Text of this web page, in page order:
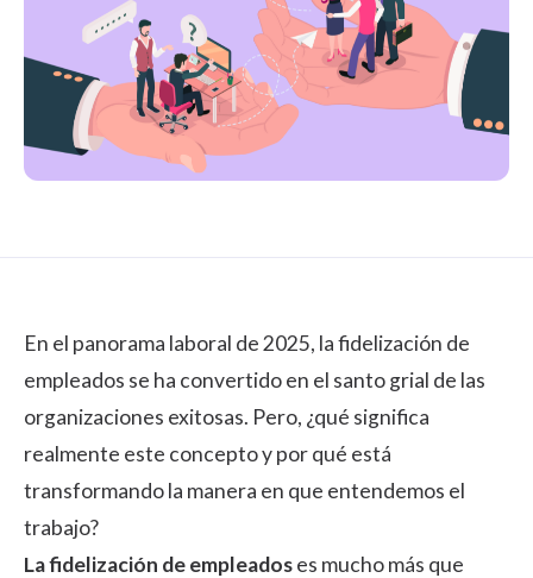
En el panorama laboral de 2025, la fidelización de
empleados se ha convertido en el santo grial de las
organizaciones exitosas. Pero, ¿qué significa
realmente este concepto y por qué está
transformando la manera en que entendemos el
trabajo?
La fidelización de empleadoses mucho más que